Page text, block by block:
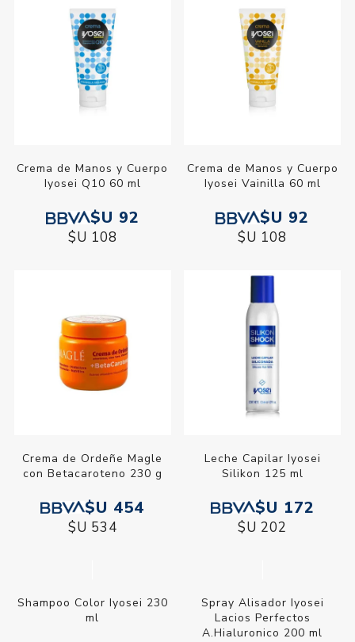
Crema de Manos y Cuerpo
Iyosei Q10 60 ml
$U 92
$U 108
Crema de Manos y Cuerpo
Iyosei Vainilla 60 ml
$U 92
$U 108
Crema de Ordeñe Magle
con Betacaroteno 230 g
$U 454
$U 534
Leche Capilar Iyosei
Silikon 125 ml
$U 172
$U 202
Shampoo Color Iyosei 230
ml
Spray Alisador Iyosei
Lacios Perfectos
A.Hialuronico 200 ml